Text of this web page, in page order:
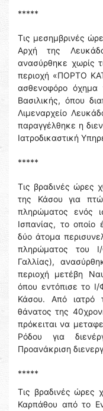
*****
Τις μεσημβρινές
Αρχή της
ανασύρθηκε χωρίς
περιοχή «ΠΟΡΤΟ
ασθενοφόρο όχημα
Βασιλικής, όπου
Λιμεναρχείο
παραγγέλθηκε η
Ιατροδικαστική
*****
Τις βραδινές ώρες
της Κάσου για
πληρώματος ενός
Ισπανίας, το οποίο
δύο άτομα
πληρώματος του
Γαλλίας),
περιοχή μετέβη
όπου εντόπισε το
Κάσου. Από ιατρό
θάνατος της
πρόκειται να
Ρόδου για
Προανάκριση
*****
Τις βραδινές ώρες
Καρπάθου από το